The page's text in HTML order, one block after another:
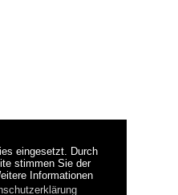
eingesetzt. Durch
stimmen Sie der
Informationen